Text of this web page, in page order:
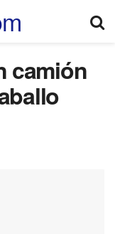
camión